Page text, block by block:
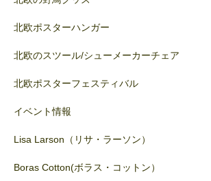
北欧ポスターハンガー
北欧のスツール/シューメーカーチェア
北欧ポスターフェスティバル
イベント情報
Lisa Larson（リサ・ラーソン）
Boras Cotton(ボラス・コットン）